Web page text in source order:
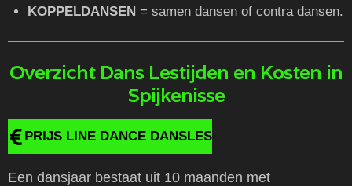
KOPPELDANSEN = samen dansen of contra dansen.
Overzicht Dans Lestijden en Kosten in
Spijkenisse
PRIJS LINE DANCE DANSLES
Een dansjaar bestaat uit 10 maanden met